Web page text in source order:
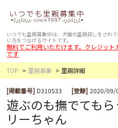
いつでも里親募集中は、犬猫の里親探しをされ
い方をつなげるサイトです。
無料でご利用いただけます。クレジット
です
TOP
里親募集 里親詳細
[掲載番号] D310533 [登録] 2020/09/
遊ぶのも撫でても
リーちゃん